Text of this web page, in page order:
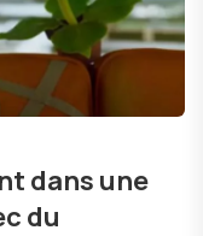
dans une
du